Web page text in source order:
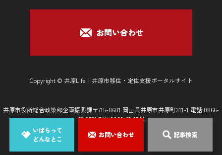
いばらって
どんなとこ
お問い合わせ 記事検索
お問い合わせ
Copyright © 井原Life｜井原市移住・定住支援ポータルサイト
井原市役所総合政策部企画振興課〒715-8601 岡山県井原市井原町311-1 電話:0866-
62-9521 FAX:0866-62-1744